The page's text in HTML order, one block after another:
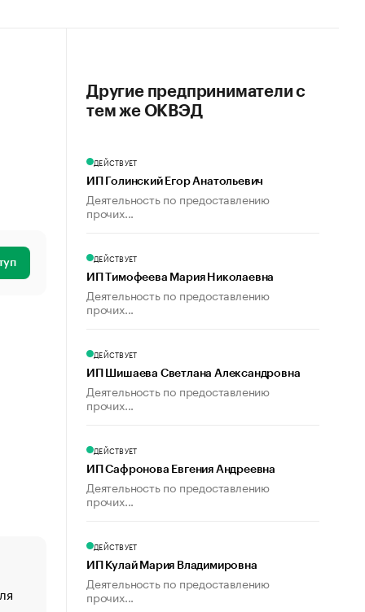
«От спорта тело стареет иначе». Как живет глава
Другие предприниматели с
тем же ОКВЭД
ДЕЙСТВУЕТ
ИП Голинский Егор Анатольевич
Деятельность по предоставлению
прочих...
ДЕЙСТВУЕТ
ИП Тимофеева Мария Николаевна
Деятельность по предоставлению
прочих...
ДЕЙСТВУЕТ
ИП Шишаева Светлана Александровна
Деятельность по предоставлению
прочих...
ДЕЙСТВУЕТ
ИП Сафронова Евгения Андреевна
Деятельность по предоставлению
прочих...
ДЕЙСТВУЕТ
ИП Кулай Мария Владимировна
Деятельность по предоставлению
прочих...